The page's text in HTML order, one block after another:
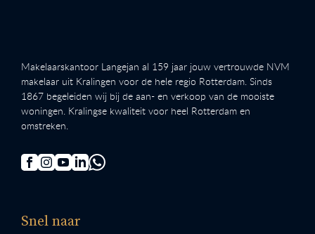
Makelaarskantoor Langejan al 159 jaar jouw vertrouwde NVM
makelaar uit Kralingen voor de hele regio Rotterdam. Sinds
1867 begeleiden wij bij de aan- en verkoop van de mooiste
woningen. Kralingse kwaliteit voor heel Rotterdam en
omstreken.
Snel naar